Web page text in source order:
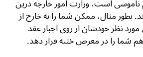
است، وزارت امور خارجه درین
بطور مثال، ممکن شما را به خارج از
نظر خودشان از روی اجبار عقد
هم شما را در معرض ختنه قرار دهد.